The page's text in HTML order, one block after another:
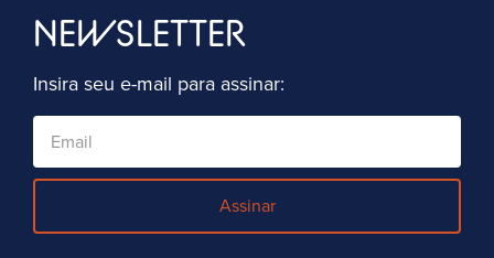
NEWSLETTER
Insira seu e-mail para assinar:
Assinar